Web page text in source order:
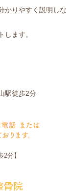
かりやすく説明しな
します。
駅徒歩2分
分】